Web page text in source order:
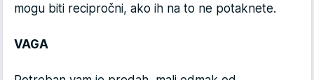
mogu biti recipročni, ako ih na to ne potaknete.
VAGA